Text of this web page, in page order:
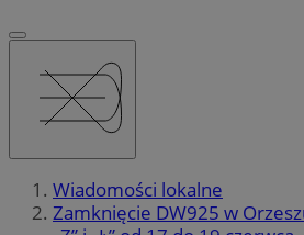
Wiadomości lokalne
Zamknięcie DW925 w